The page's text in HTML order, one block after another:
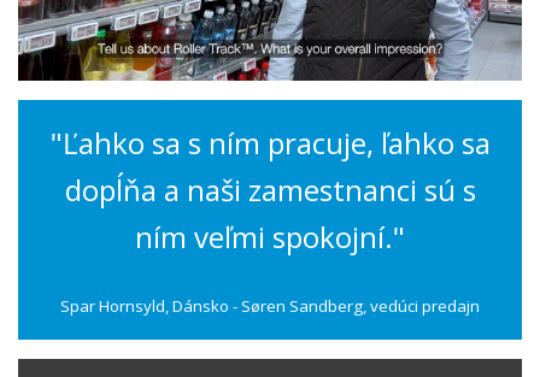
"Ľahko sa s ním pracuje, ľahko sa
dopĺňa a naši zamestnanci sú s
ním veľmi spokojní."
Spar Hornsyld, Dánsko - Søren Sandberg, vedúci predajn